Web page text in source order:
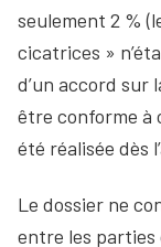
seulement 2 %
cicatrices »
d’un accord
être conforme à
été réalisée dès
Le dossier ne
entre les